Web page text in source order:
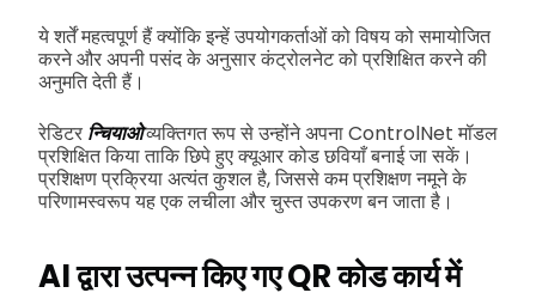
ये शर्तें महत्वपूर्ण हैं क्योंकि इन्हें उपयोगकर्ताओं को विषय को समायोजित
करने और अपनी पसंद के अनुसार कंट्रोलनेट को प्रशिक्षित करने की
अनुमति देती हैं।
रेडिटर न्चियाओव्यक्तिगत रूप से उन्होंने अपना ControlNet मॉडल
प्रशिक्षित किया ताकि छिपे हुए क्यूआर कोड छवियाँ बनाई जा सकें।
प्रशिक्षण प्रक्रिया अत्यंत कुशल है, जिससे कम प्रशिक्षण नमूने के
परिणामस्वरूप यह एक लचीला और चुस्त उपकरण बन जाता है।
AI द्वारा उत्पन्न किए गए QR कोड कार्य में